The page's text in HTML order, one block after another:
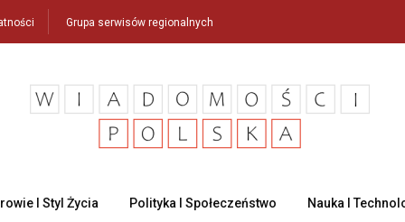
Grupa serwisów regionalnych
I Styl Życia Polityka I Społeczeństwo Nauka I